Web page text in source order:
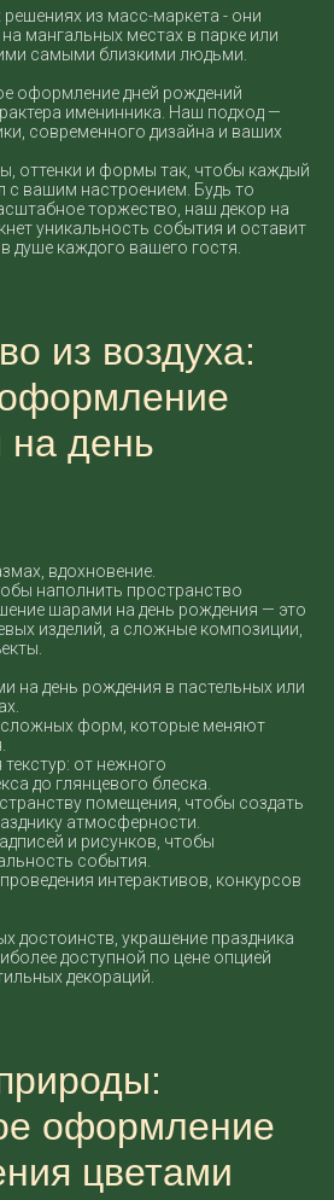
из масс-маркета - они
мангальных местах в парке или
самыми близкими людьми.
оформление дней рождений
именинника. Наш подход —
современного дизайна и ваших
оттенки и формы так, чтобы каждый
с вашим настроением. Будь то
торжество, наш декор на
уникальность события и оставит
душе каждого вашего гостя.
из воздуха:
день
вдохновение.
наполнить пространство
шарами на день рождения — это
изделий, а сложные композиции,
на день рождения в пастельных или
форм, которые меняют
от нежного
до глянцевого блеска.
помещения, чтобы создать
атмосферности.
и рисунков, чтобы
события.
интерактивов, конкурсов
достоинств, украшение праздника
доступной по цене опцией
декораций.
оформление
цветами